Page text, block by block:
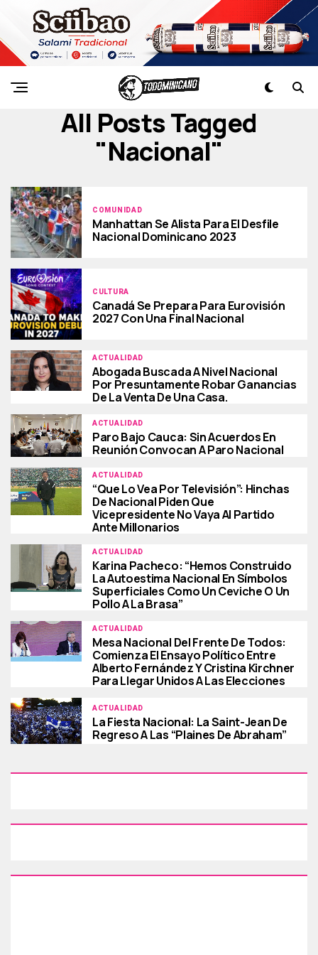
All Posts Tagged
"nacional"
COMUNIDAD
Manhattan Se Alista Para El Desfile
Nacional Dominicano 2023
CULTURA
Canadá Se Prepara Para Eurovisión
2027 Con Una Final Nacional
ACTUALIDAD
Abogada Buscada A Nivel Nacional
Por Presuntamente Robar Ganancias
De La Venta De Una Casa.
ACTUALIDAD
Paro Bajo Cauca: Sin Acuerdos En
Reunión Convocan A Paro Nacional
ACTUALIDAD
“Que Lo Vea Por Televisión”: Hinchas
De Nacional Piden Que
Vicepresidente No Vaya Al Partido
Ante Millonarios
ACTUALIDAD
Karina Pacheco: “Hemos Construido
La Autoestima Nacional En Símbolos
Superficiales Como Un Ceviche O Un
Pollo A La Brasa”
ACTUALIDAD
Mesa Nacional Del Frente De Todos:
Comienza El Ensayo Político Entre
Alberto Fernández Y Cristina Kirchner
Para Llegar Unidos A Las Elecciones
ACTUALIDAD
La Fiesta Nacional: La Saint-Jean De
Regreso A Las “Plaines De Abraham”